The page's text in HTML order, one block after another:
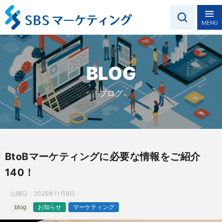
BLOG
ブログ
BtoBマーケティングに必要な情報をご紹介
140！
公開日： 2025年11月8日
blog
お知らせ マーケティング